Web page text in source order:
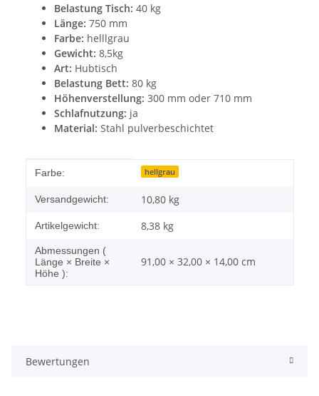
Belastung Tisch: 40 kg
Länge: 750 mm
Farbe: helllgrau
Gewicht: 8,5kg
Art: Hubtisch
Belastung Bett: 80 kg
Höhenverstellung: 300 mm oder 710 mm
Schlafnutzung: ja
Material: Stahl pulverbeschichtet
Produkteigenschaft
Wert
Farbe: hellgrau
Versandgewicht: 10,80 kg
Artikelgewicht: 8,38 kg
Abmessungen (
Länge × Breite ×
Höhe ):
91,00 × 32,00 × 14,00 cm
Bewertungen